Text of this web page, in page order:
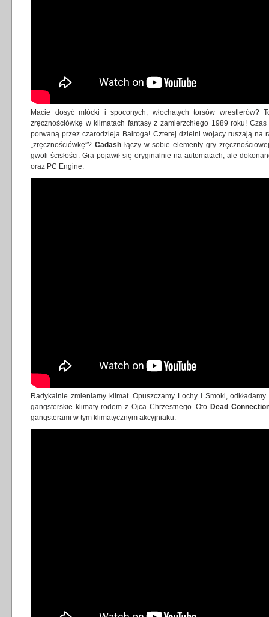
Macie dosyć młócki i spoconych, włochatych torsów
zręcznościówkę w klimatach fantasy z zamierzchłego 1989 roku!
porwaną przez czarodzieja Balroga! Czterej dzielni wojacy ruszają na
„zręcznościówkę”? Cadashłączy w sobie elementy gry
gwoli ścisłości. Gra pojawił się oryginalnie na automatach, ale
oraz PC Engine.
Radykalnie zmieniamy klimat. Opuszczamy Lochy i Smoki,
gangsterskie klimaty rodem z Ojca Chrzestnego. Oto Dead
gangsterami w tym klimatycznym akcyjniaku.